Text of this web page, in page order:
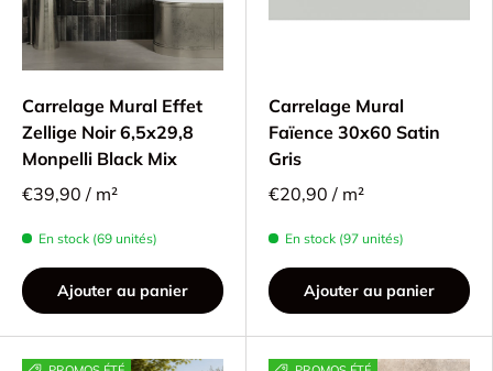
Carrelage Mural Effet
Zellige Noir 6,5x29,8
Monpelli Black Mix
€39,90 / m²
En stock (69 unités)
Ajouter au panier
Carrelage Mural
Faïence 30x60 Satin
Gris
€20,90 / m²
En stock (97 unités)
Ajouter au panier